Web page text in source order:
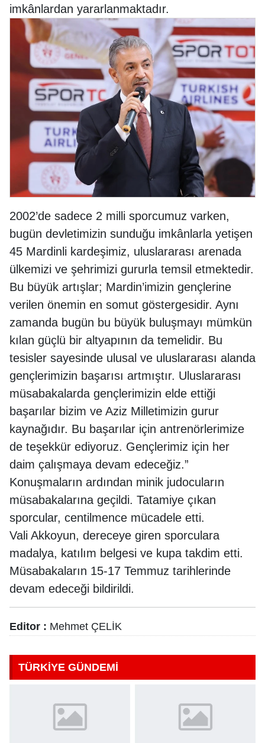
imkânlardan yararlanmaktadır.
2002’de sadece 2 milli sporcumuz varken,
bugün devletimizin sunduğu imkânlarla yetişen
45 Mardinli kardeşimiz, uluslararası arenada
ülkemizi ve şehrimizi gururla temsil etmektedir.
Bu büyük artışlar; Mardin’imizin gençlerine
verilen önemin en somut göstergesidir. Aynı
zamanda bugün bu büyük buluşmayı mümkün
kılan güçlü bir altyapının da temelidir. Bu
tesisler sayesinde ulusal ve uluslararası alanda
gençlerimizin başarısı artmıştır. Uluslararası
müsabakalarda gençlerimizin elde ettiği
başarılar bizim ve Aziz Milletimizin gurur
kaynağıdır. Bu başarılar için antrenörlerimize
de teşekkür ediyoruz. Gençlerimiz için her
daim çalışmaya devam edeceğiz.”
Konuşmaların ardından minik judocuların
müsabakalarına geçildi. Tatamiye çıkan
sporcular, centilmence mücadele etti.
Vali Akkoyun, dereceye giren sporculara
madalya, katılım belgesi ve kupa takdim etti.
Müsabakaların 15-17 Temmuz tarihlerinde
devam edeceği bildirildi.
Editor : Mehmet ÇELİK
TÜRKİYE GÜNDEMİ